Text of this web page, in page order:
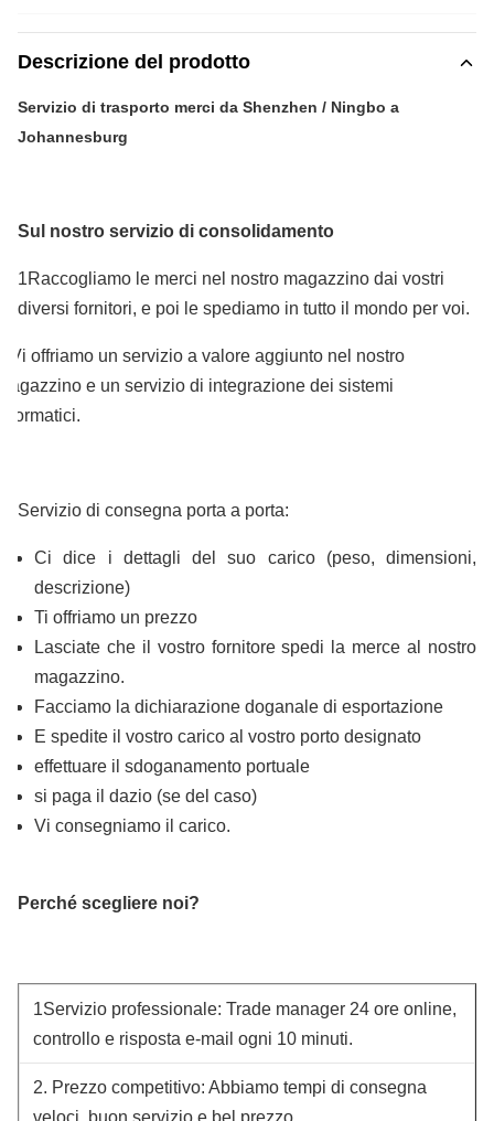
Descrizione del prodotto
Servizio di trasporto merci da Shenzhen / Ningbo a
Johannesburg
Sul nostro servizio di consolidamento
1Raccogliamo le merci nel nostro magazzino dai vostri
diversi fornitori, e poi le spediamo in tutto il mondo per voi.
Vi offriamo un servizio a valore aggiunto nel nostro
e un servizio di integrazione dei sistemi
Servizio di consegna porta a porta:
Ci dice i dettagli del suo carico (peso, dimensioni,
descrizione)
Ti offriamo un prezzo
Lasciate che il vostro fornitore spedi la merce al nostro
magazzino.
Facciamo la dichiarazione doganale di esportazione
E spedite il vostro carico al vostro porto designato
effettuare il sdoganamento portuale
si paga il dazio (se del caso)
Vi consegniamo il carico.
Perché scegliere noi?
1Servizio professionale: Trade manager 24 ore online,
controllo e risposta e-mail ogni 10 minuti.
2. Prezzo competitivo: Abbiamo tempi di consegna
veloci, buon servizio e bel prezzo.